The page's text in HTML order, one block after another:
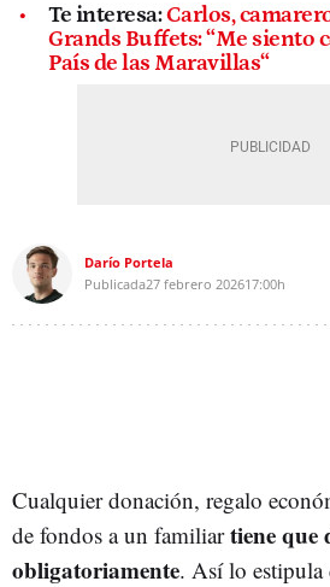
Te interesa:Carlos,
Grands Buffets: “Me siento
País de las Maravillas“
Darío Portela
Publicada27 febrero 202617:00h
Cualquier donación, regalo
de fondos a un familiartiene que
obligatoriamente. Así lo estipula